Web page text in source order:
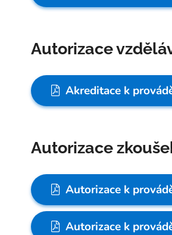
Autorizace
Akreditace k
Autorizace
Autorizace k
Autorizace k